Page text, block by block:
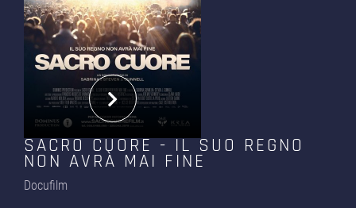
SACRO CUORE - IL SUO REGNO
NON AVRÀ MAI FINE
Docufilm